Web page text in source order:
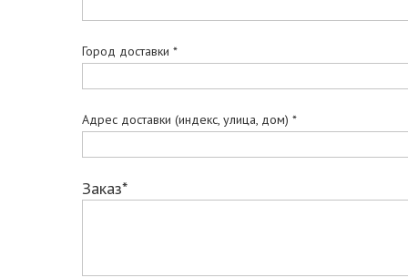
Город доставки *
Адрес доставки (индекс, улица, дом) *
Заказ*